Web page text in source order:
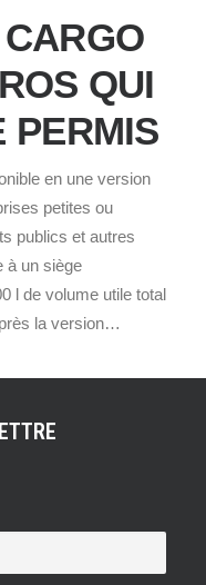
QUI
PERMIS
en une version
petites ou
publics et autres
à un siège
l de volume utile total
la version…